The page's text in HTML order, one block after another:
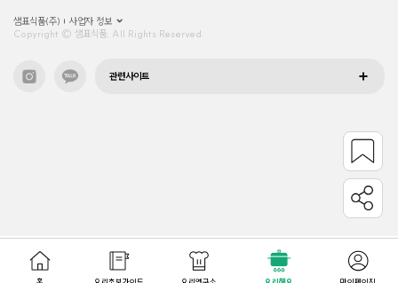
샘표식품(주)
사업자 정보
Copyright © 샘표식품, All Rights Reserved.
관련사이트